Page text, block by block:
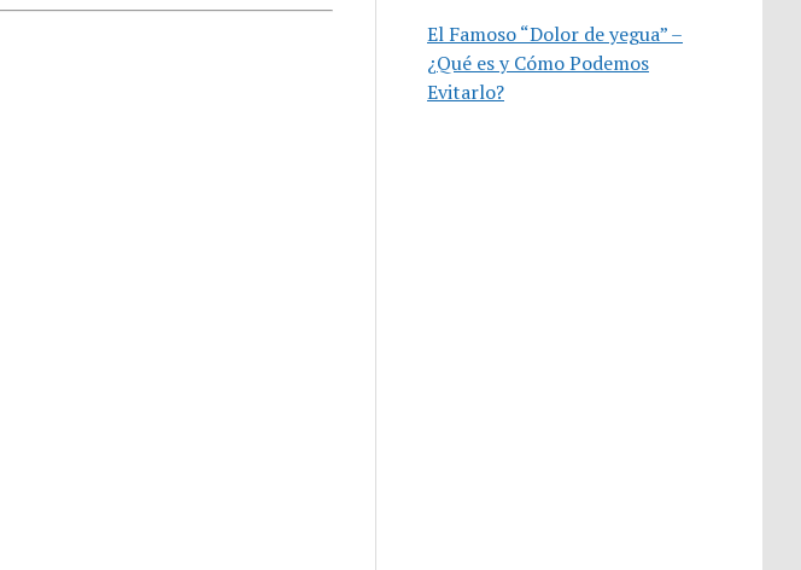
El Famoso “Dolor de yegua” –
¿Qué es y Cómo Podemos
Evitarlo?